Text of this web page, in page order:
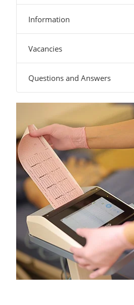
Information
Vacancies
Questions and Answers